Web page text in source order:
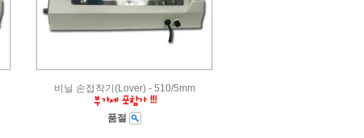
비닐 손접착기(Lover) - 510/5mm
품절